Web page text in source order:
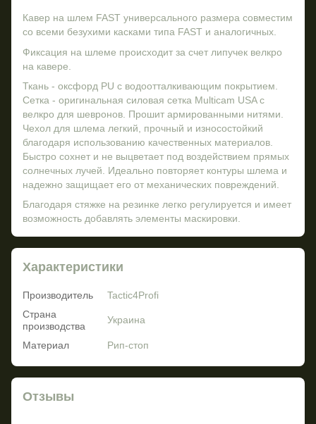
Кавер на шлем FAST универсального размера совместим
со всеми безухими касками типа FAST и аналогичных.
Фиксация на шлеме происходит за счет липучек велкро
на кавере.
Ткань - оксфорд PU с водоотталкивающим покрытием.
Сетка - оригинальная силовая сетка Multicam USA с
велкро для шевронов. Прошит армированными нитями.
Чехол для шлема легкий, прочный и износостойкий
благодаря использованию качественных материалов.
Быстро сохнет и не выцветает под воздействием прямых
солнечных лучей. Идеально повторяет контуры шлема и
надежно защищает его от механических повреждений.
Благодаря стяжке на резинке легко регулируется и имеет
возможность добавлять элементы маскировки.
Характеристики
Производитель
Tactic4Profi
Страна
производства
Украина
Материал Рип-стоп
Отзывы